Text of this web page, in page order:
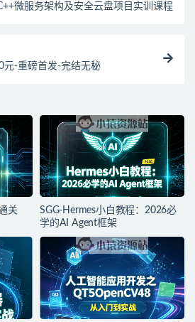
微服务架构及安全云盘项目实训课程
元-重磅首发-完结无秘
关
SGG-Hermes小白教程：2026必
学的AI Agent框架